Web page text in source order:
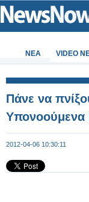
ΝΕΑ VIDEO
Πάνε να
Υπονοούμενα
2012-04-06 10:30:11